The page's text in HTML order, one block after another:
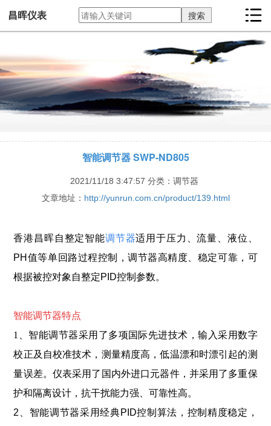
昌晖仪表
智能调节器 SWP-ND805
2021/11/18 3:47:57 分类：调节器
文章地址： http://yunrun.com.cn/product/139.html
香港昌晖自整定智能调节器适用于压力、流量、液位、
PH值等单回路过程控制，调节器高精度、稳定可靠，可
根据被控对象自整定PID控制参数。
智能调节器特点
1、智能调节器采用了多项国际先进技术，输入采用数字
校正及自校准技术，测量精度高，低温漂和时漂引起的测
量误差。仪表采用了国内外进口元器件，并采用了多重保
护和隔离设计，抗干扰能力强、可靠性高。
2、智能调节器采用经典PID控制算法 ，控制精度稳定，